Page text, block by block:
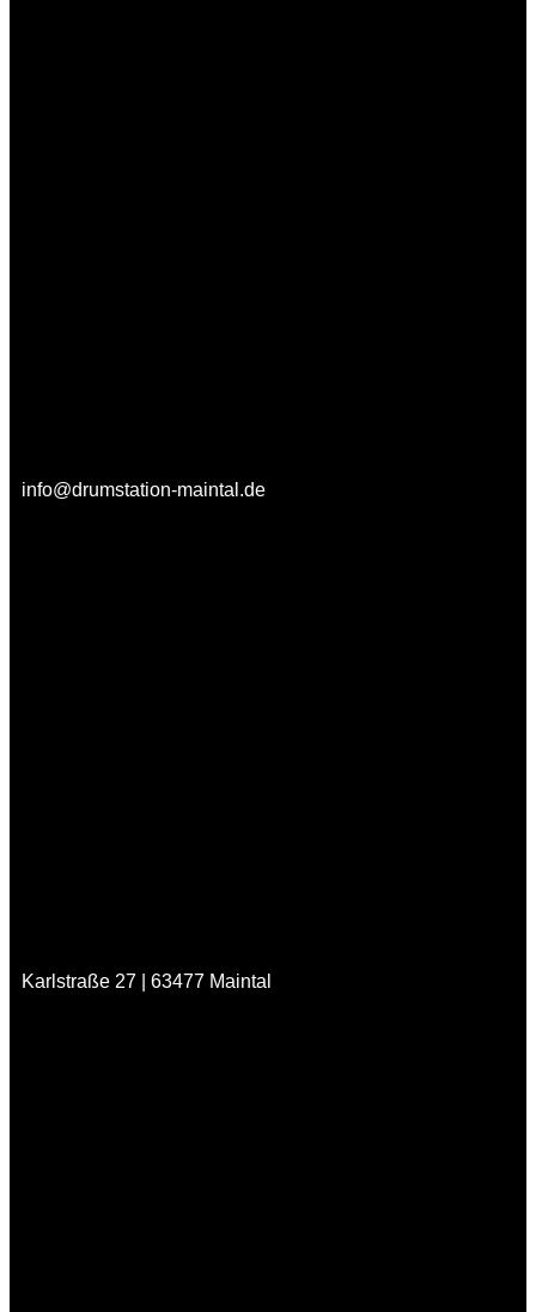
info@drumstation-maintal.de
Karlstraße 27 | 63477 Maintal